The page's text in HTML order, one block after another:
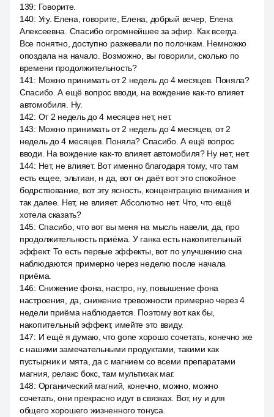
139: Говорите.
140: Угу. Елена, говорите, Елена, добрый вечер, Елена
Алексеевна. Спасибо огромнейшее за эфир. Как всегда.
Все понятно, доступно разжевали по полочкам. Немножко
опоздала на начало. Возможно, вы говорили, сколько по
времени продолжительность?
141 : Можно принимать от 2 недель до 4 месяцев. Поняла?
Спасибо. А ещё вопрос вводи, на вождение как-то влияет
автомобиля. Ну.
142: От 2 недель до 4 месяцев нет, нет.
143: Можно принимать от 2 недель до 4 месяцев, от 2
недель до 4 месяцев. Поняла? Спасибо. А ещё вопрос
вводи. На вождение как-то влияет автомобиля? Ну нет, нет.
144: Нет, не влияет. Вот именно благодаря тому, что там
есть ещее, эльтиан, н да, вот он даёт вот это спокойное
бодрствование, вот эту ясность, концентрацию внимания и
так далее. Нет, не влияет. Абсолютно нет. Что, что ещё
хотела сказать?
145: Спасибо, что вот вы меня на мысль навели, да, про
продолжительность приёма. У ганка есть накопительный
эффект. То есть первые эффекты, вот по улучшению сна
наблюдаются примерно через неделю после начала
приёма.
146: Снижение фона, настро, ну, повышение фона
настроения, да, снижение тревожности примерно через 4
недели приёма наблюдается. Поэтому вот как бы,
накопительный эффект, имейте это ввиду.
147: И ещё я думаю, что gone хорошо сочетать, конечно же
с нашими замечательными продуктами, такими как
пустырник и мята, да с магнием со всеми препаратами
магния, релакс бокс, там мультихак маг.
148: Органический магний, конечно, можно, можно
сочетать, они прекрасно идут в связках. Вот, ну и для
общего хорошего жизненного тонуса.